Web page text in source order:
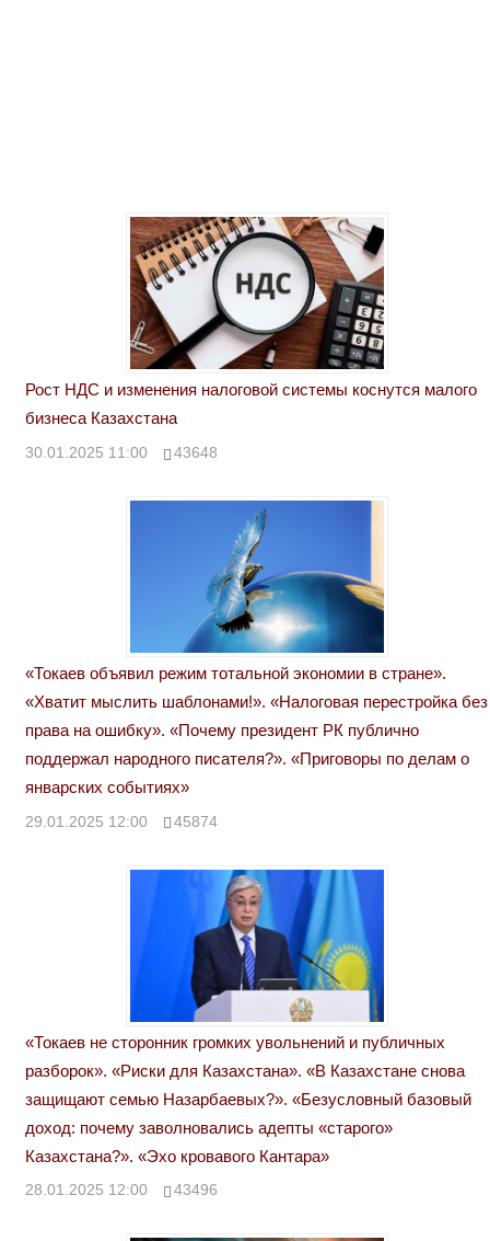
Рост НДС и изменения налоговой системы коснутся малого
бизнеса Казахстана
30.01.2025 11:00 43648
«Токаев объявил режим тотальной экономии в стране».
«Хватит мыслить шаблонами!». «Налоговая перестройка без
права на ошибку». «Почему президент РК публично
поддержал народного писателя?». «Приговоры по делам о
январских событиях»
29.01.2025 12:00 45874
«Токаев не сторонник громких увольнений и публичных
разборок». «Риски для Казахстана». «В Казахстане снова
защищают семью Назарбаевых?». «Безусловный базовый
доход: почему заволновались адепты «старого»
Казахстана?». «Эхо кровавого Кантара»
28.01.2025 12:00 43496